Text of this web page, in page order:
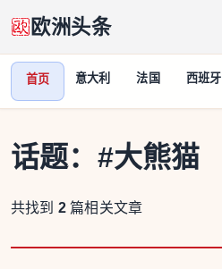
欧洲头条
首页 意大利 法国 西班牙
话题： #大熊猫
共找到 2 篇相关文章